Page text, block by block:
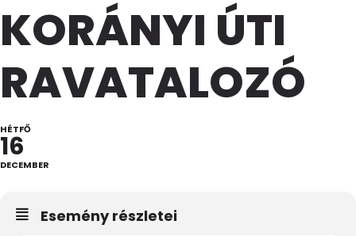
KORÁNYI ÚTI
RAVATALOZÓ
HÉTFŐ
16
DECEMBER
Esemény részletei